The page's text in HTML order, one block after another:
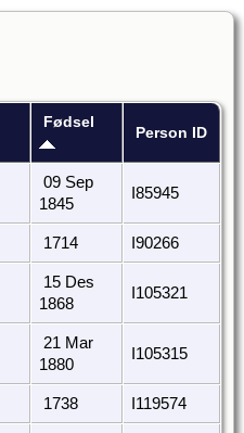
Fødsel
Person ID
09 Sep
1845
I85945
1714 I90266
15 Des
1868
I105321
21 Mar
1880
I105315
1738 I119574